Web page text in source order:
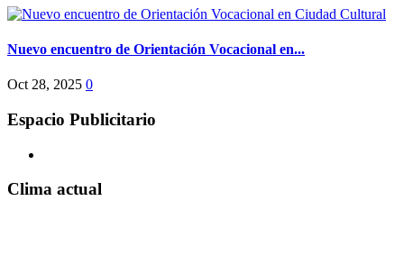
Nuevo encuentro de Orientación Vocacional en...
Oct 28, 2025 0
Espacio Publicitario
Clima actual